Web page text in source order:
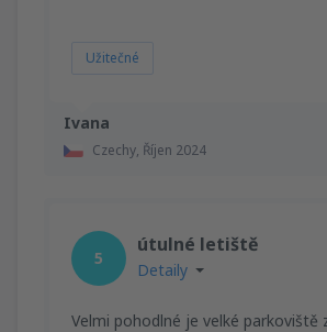
Ivana
Czechy, Říjen 2024
Užitečné
5
útulné letiště
Detaily
Velmi pohodlné je velké parkoviště